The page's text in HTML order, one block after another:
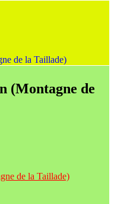
de la Taillade)
(Montagne de
de la Taillade)